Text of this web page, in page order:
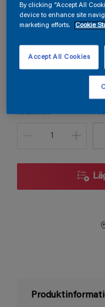
S 3010-B70G
Förpackningsstorlek
Kvantitet
By clicking “Accept All
device to enhance site
marketing efforts.
Cookie
Accept All Cookies